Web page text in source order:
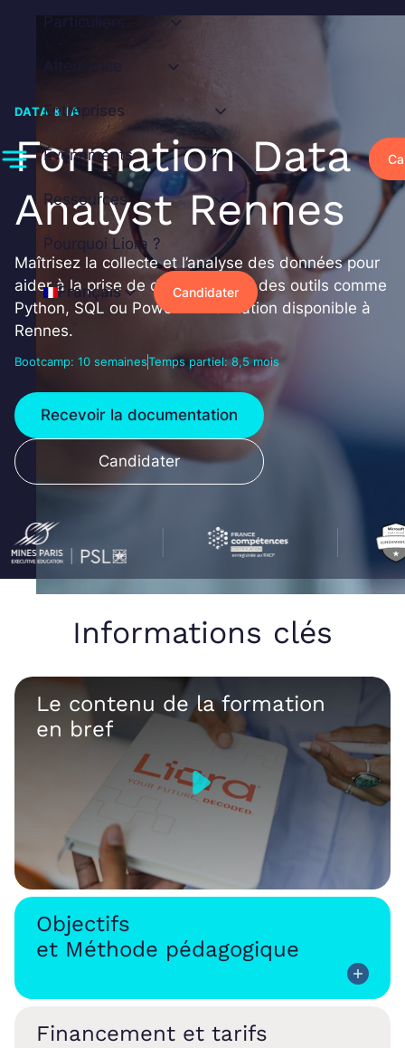
Particuliers
Alternance
Entreprises
Événements
Ressources
Pourquoi Liora ?
Français Candidater
DATA & IA
Formation Data
Analyst Rennes
Maîtrisez la collecte et l’analyse des données pour
aider à la prise de décision, avec des outils comme
Python, SQL ou Power BI. Formation disponible à
Rennes.
Bootcamp: 10 semainesTemps partiel: 8,5 mois
Recevoir la documentation
Candidater
Informations clés
Le contenu de la formation
en bref
Objectifs
et Méthode pédagogique
Financement et tarifs